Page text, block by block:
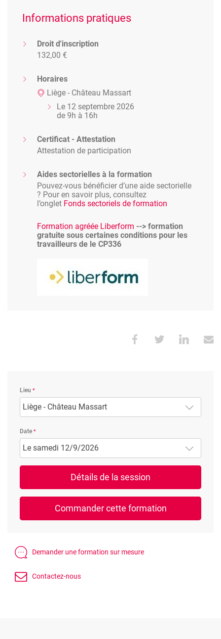
Informations pratiques
Droit d'inscription
132,00 €
Horaires
Liège - Château Massart
Le 12 septembre 2026
de 9h à 16h
Certificat - Attestation
Attestation de participation
Aides sectorielles à la formation
Pouvez-vous bénéficier d’une aide sectorielle
? Pour en savoir plus, consultez
l’onglet Fonds sectoriels de formation
Formation agréée Liberform --> formation
gratuite sous certaines conditions pour les
travailleurs de le CP336
Lieu
Liège - Château Massart
Date
Le samedi 12/9/2026